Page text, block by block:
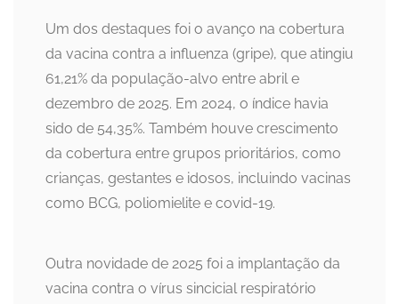
Um dos destaques foi o avanço na cobertura
da vacina contra a influenza (gripe), que atingiu
61,21% da população-alvo entre abril e
dezembro de 2025. Em 2024, o índice havia
sido de 54,35%. Também houve crescimento
da cobertura entre grupos prioritários, como
crianças, gestantes e idosos, incluindo vacinas
como BCG, poliomielite e covid-19.
Outra novidade de 2025 foi a implantação da
vacina contra o vírus sincicial respiratório